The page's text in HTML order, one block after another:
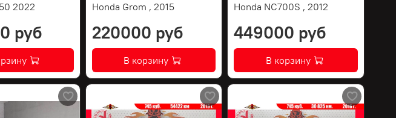
2022
руб
Honda Grom , 2015
220000 руб
В корзину
Honda NC700S , 2012
449000 руб
В корзину